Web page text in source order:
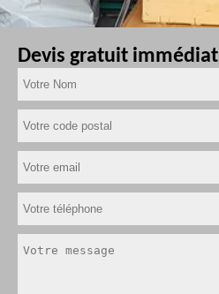
Devis gratuit immédiat